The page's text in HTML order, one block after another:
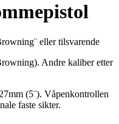
eller tilsvarende
Andre kaliber etter
(5¨). Våpenkontrollen
faste sikter.